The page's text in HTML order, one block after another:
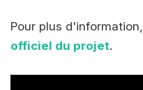
Pour plus d'information,
officiel du projet.